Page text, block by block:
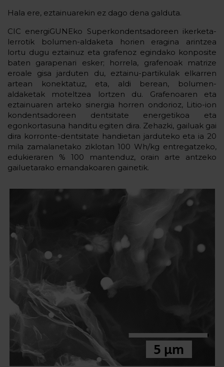
Hala ere, eztainuarekin ez dago dena galduta.
CIC energiGUNEko Superkondentsadoreen ikerketa-
lerrotik bolumen-aldaketa horien eragina arintzea
lortu dugu eztainuz eta grafenoz egindako konposite
baten garapenari esker; horrela, grafenoak matrize
eroale gisa jarduten du, eztainu-partikulak elkarren
artean konektatuz, eta, aldi berean, bolumen-
aldaketak moteltzea lortzen du. Grafenoaren eta
eztainuaren arteko sinergia horren ondorioz, Litio-ion
kondentsadoreen dentsitate energetikoa eta
egonkortasuna handitu egiten dira. Zehazki, gailuak gai
dira korronte-dentsitate handietan jarduteko eta ia 20
mila zamalanetako ziklotan 100 Wh/kg entregatzeko,
edukieraren % 100 mantenduz, orain arte antzeko
gailuetarako emandakoaren gainetik.